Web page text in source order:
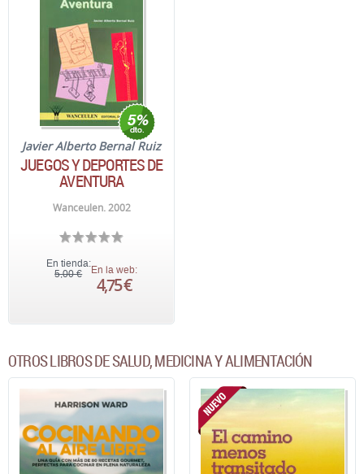
Javier Alberto Bernal Ruiz
JUEGOS Y DEPORTES DE
AVENTURA
Wanceulen. 2002
En tienda:
5,00 €
En la web:
4,75 €
OTROS LIBROS DE SALUD, MEDICINA Y ALIMENTACIÓN